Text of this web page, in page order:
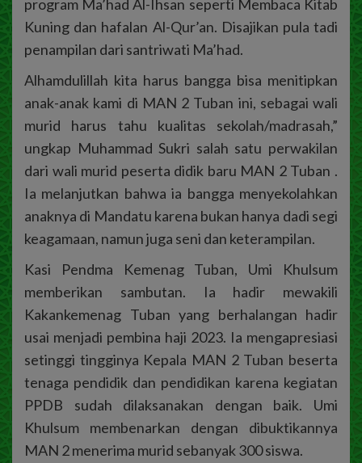
program Ma’had Al-Ihsan seperti Membaca Kitab
Kuning dan hafalan Al-Qur’an. Disajikan pula tadi
penampilan dari santriwati Ma’had.
Alhamdulillah kita harus bangga bisa menitipkan
anak-anak kami di MAN 2 Tuban ini, sebagai wali
murid harus tahu kualitas sekolah/madrasah,”
ungkap Muhammad Sukri salah satu perwakilan
dari wali murid peserta didik baru MAN 2 Tuban .
Ia melanjutkan bahwa ia bangga menyekolahkan
anaknya di Mandatu karena bukan hanya dadi segi
keagamaan, namun juga seni dan keterampilan.
Kasi Pendma Kemenag Tuban, Umi Khulsum
memberikan sambutan. Ia hadir mewakili
Kakankemenag Tuban yang berhalangan hadir
usai menjadi pembina haji 2023. Ia mengapresiasi
setinggi tingginya Kepala MAN 2 Tuban beserta
tenaga pendidik dan pendidikan karena kegiatan
PPDB sudah dilaksanakan dengan baik. Umi
Khulsum membenarkan dengan dibuktikannya
MAN 2 menerima murid sebanyak 300 siswa.